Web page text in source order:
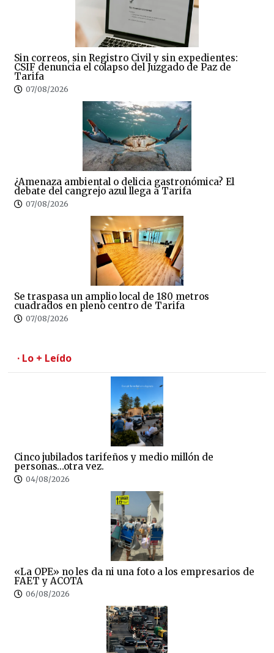
Sin correos, sin Registro Civil y sin expedientes:
CSIF denuncia el colapso del Juzgado de Paz de
Tarifa
07/08/2026
¿Amenaza ambiental o delicia gastronómica? El
debate del cangrejo azul llega a Tarifa
07/08/2026
Se traspasa un amplio local de 180 metros
cuadrados en pleno centro de Tarifa
07/08/2026
· Lo + Leído
Cinco jubilados tarifeños y medio millón de
personas…otra vez.
04/08/2026
«La OPE» no les da ni una foto a los empresarios de
FAET y ACOTA
06/08/2026